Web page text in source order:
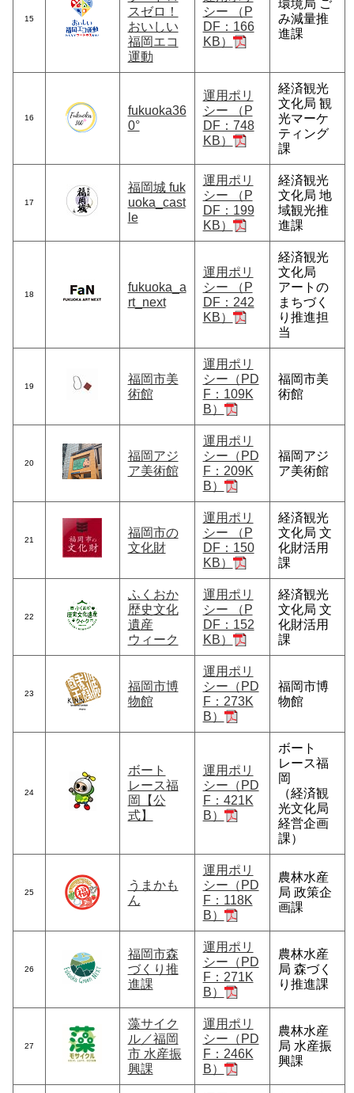
15
スゼロ！
おいしい
福岡エコ
運動
シー （P
DF：166
KB）
環境局 ご
み減量推
進課
16
fukuoka36
0°
運用ポリ
シー （P
DF：748
KB）
経済観光
文化局 観
光マーケ
ティング
課
17
福岡城 fuk
uoka_cast
le
運用ポリ
シー （P
DF：199
KB）
経済観光
文化局 地
域観光推
進課
18
fukuoka_a
rt_next
運用ポリ
シー （P
DF：242
KB）
経済観光
文化局
アートの
まちづく
り推進担
当
19
福岡市美
術館
運用ポリ
シー（PD
F：109K
B）
福岡市美
術館
20
福岡アジ
ア美術館
運用ポリ
シー（PD
F：209K
B）
福岡アジ
ア美術館
21
福岡市の
文化財
運用ポリ
シー （P
DF：150
KB）
経済観光
文化局 文
化財活用
課
22
ふくおか
歴史文化
遺産
ウィーク
運用ポリ
シー （P
DF：152
KB）
経済観光
文化局 文
化財活用
課
23
福岡市博
物館
運用ポリ
シー（PD
F：273K
B）
福岡市博
物館
24
ボート
レース福
岡【公
式】
運用ポリ
シー（PD
F：421K
B）
ボート
レース福
岡
（経済観
光文化局
経営企画
課）
25
うまかも
ん
運用ポリ
シー（PD
F：118K
B）
農林水産
局 政策企
画課
26
福岡市森
づくり推
進課
運用ポリ
シー（PD
F：271K
B）
農林水産
局 森づく
り推進課
27
藻サイク
ル／福岡
市 水産振
興課
運用ポリ
シー（PD
F：246K
B）
農林水産
局 水産振
興課